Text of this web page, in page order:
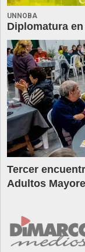
UNNOBA
Diplomatura
Tercer
Adultos